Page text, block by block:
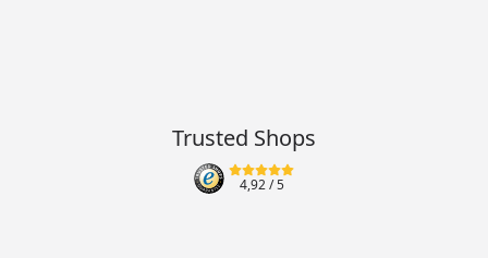
Trusted Shops
4,92/ 5